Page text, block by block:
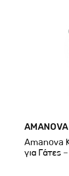
AMANOVA
Amanova
για Γάτες